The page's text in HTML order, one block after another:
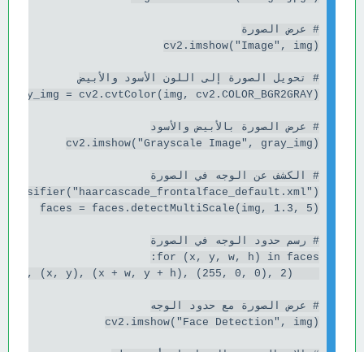
# تحويل الصورة إلى اللون الأسود والأبيض